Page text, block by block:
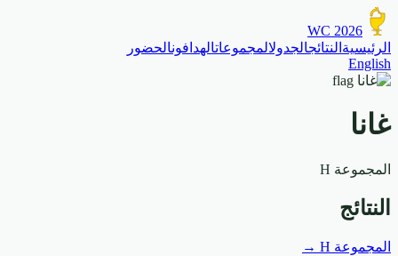
WC 2026
الرئيسية النتائجالجدولالمجموعاتالهدافونالحضور
English
غانا
المجموعة H
النتائج
المجموعة H
→